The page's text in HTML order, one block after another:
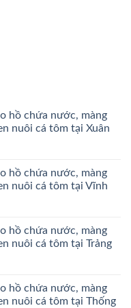
hồ chứa nước, màng
nuôi cá tôm tại Xuân
hồ chứa nước, màng
nuôi cá tôm tại Vĩnh
hồ chứa nước, màng
nuôi cá tôm tại Trảng
hồ chứa nước, màng
nuôi cá tôm tại Thống